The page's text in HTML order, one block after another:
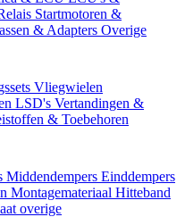
Startmotoren &
& Adapters Overige
Vliegwielen
LSD's Vertandingen &
& Toebehoren
Middendempers Einddempers
Montagemateriaal Hitteband
overige